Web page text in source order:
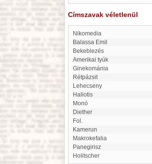
Címszavak véletlenül
Nikomedia
Balassa Emil
Bekeblezés
Amerikai tyúk
Ginekománia
Rétpázsit
Lehecseny
Haliotis
monó
Diether
Fol.
Kamerun
Makrokefalia
panegirisz
Holitscher